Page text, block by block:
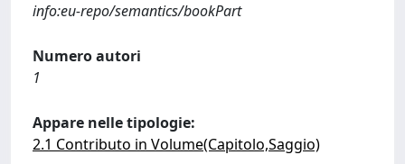
info:eu-repo/semantics/bookPart
Numero autori
1
Appare nelle tipologie:
2.1 Contributo in Volume(Capitolo,Saggio)